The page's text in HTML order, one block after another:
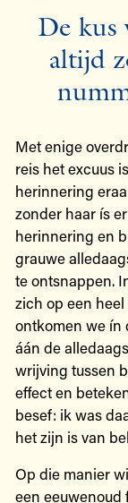
De kus
altijd
Met enige
reis het excuus
herinnering
zonder haar ís
herinnering en
grauwe
te ontsnappen.
zich op een
ontkomen we ín
áán de
wrijving tussen
effect en
besef: ik was
het zijn is van
Op die manier
een eeuwenoud